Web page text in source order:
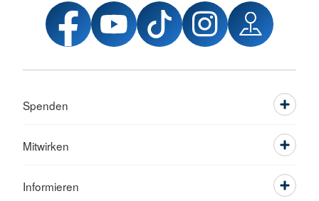
Spenden
Mitwirken
Informieren